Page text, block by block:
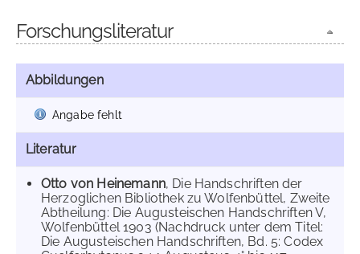
Forschungsliteratur
Abbildungen
Angabe fehlt
Literatur
Otto von Heinemann, Die Handschriften der
Herzoglichen Bibliothek zu Wolfenbüttel, Zweite
Abtheilung: Die Augusteischen Handschriften V,
Wolfenbüttel 1903 (Nachdruck unter dem Titel:
Die Augusteischen Handschriften, Bd. 5: Codex